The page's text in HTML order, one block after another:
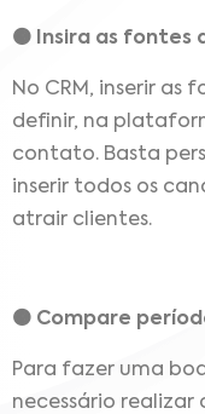
🟠 Insira as fontes
No CRM, inserir as
definir, na
contato. Basta
inserir todos os
atrair clientes.
🟠 Compare
Para fazer uma
necessário realizar